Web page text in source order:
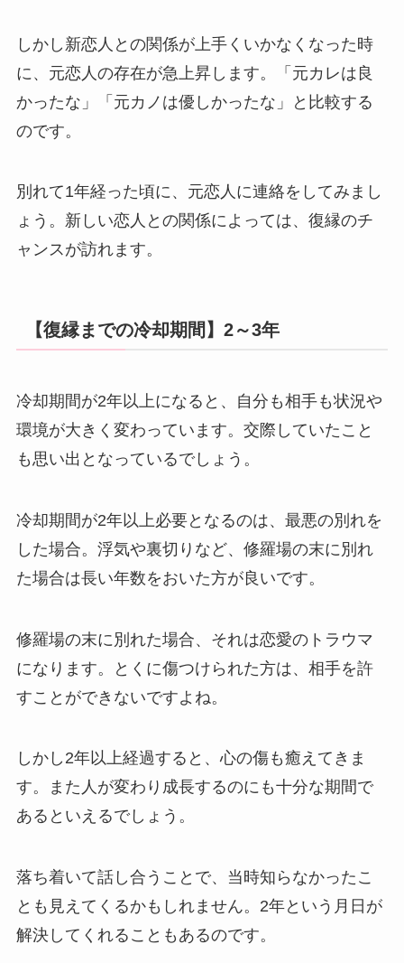
しかし新恋人との関係が上手くいかなくなった時
に、元恋人の存在が急上昇します。「元カレは良
かったな」「元カノは優しかったな」と比較する
のです。
別れて1年経った頃に、元恋人に連絡をしてみまし
ょう。新しい恋人との関係によっては、復縁のチ
ャンスが訪れます。
【復縁までの冷却期間】2～3年
冷却期間が2年以上になると、自分も相手も状況や
環境が大きく変わっています。交際していたこと
も思い出となっているでしょう。
冷却期間が2年以上必要となるのは、最悪の別れを
した場合。浮気や裏切りなど、修羅場の末に別れ
た場合は長い年数をおいた方が良いです。
修羅場の末に別れた場合、それは恋愛のトラウマ
になります。とくに傷つけられた方は、相手を許
すことができないですよね。
しかし2年以上経過すると、心の傷も癒えてきま
す。また人が変わり成長するのにも十分な期間で
あるといえるでしょう。
落ち着いて話し合うことで、当時知らなかったこ
とも見えてくるかもしれません。2年という月日が
解決してくれることもあるのです。